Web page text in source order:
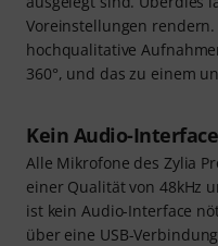
Voreinstellungen
hochqualitative
360°, und das zu einem
Kein Audio-
Alle Mikrofone des Zylia
einer Qualität von 48kHz
ist kein Audio-Interface
über eine USB-